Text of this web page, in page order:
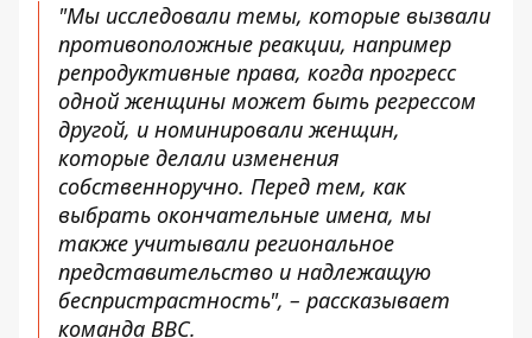
"Мы исследовали темы, которые вызвали
противоположные реакции, например
репродуктивные права, когда прогресс
одной женщины может быть регрессом
другой, и номинировали женщин,
которые делали изменения
собственноручно. Перед тем, как
выбрать окончательные имена, мы
также учитывали региональное
представительство и надлежащую
беспристрастность", – рассказывает
команда BBC.